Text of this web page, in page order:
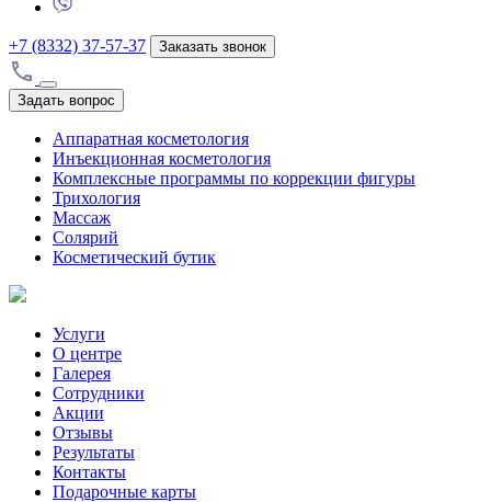
+7 (8332) 37-57-37 Заказать звонок
Задать вопрос
Аппаратная косметология
Инъекционная косметология
Комплексные программы по коррекции фигуры
Трихология
Массаж
Солярий
Косметический бутик
Услуги
О центре
Галерея
Сотрудники
Акции
Отзывы
Результаты
Контакты
Подарочные карты